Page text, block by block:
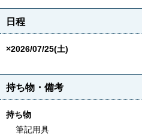
日程
×2026/07/25(土)
持ち物・備考
持ち物
筆記用具